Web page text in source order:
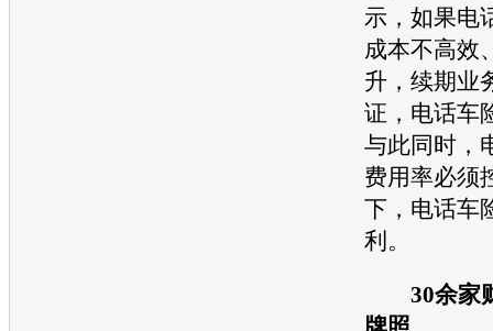
示，如果电
成本不高效
升，续期业
证，电话车
与此同时，
费用率必须
下，电话车
利。
30余家